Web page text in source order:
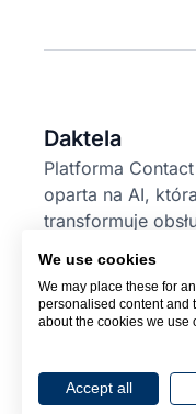
Daktela
Platforma
oparta na AI, która
transformuje
© 2026 Daktela.
We use cookies
We may place these for
personalised content and
about the cookies we use
Accept all